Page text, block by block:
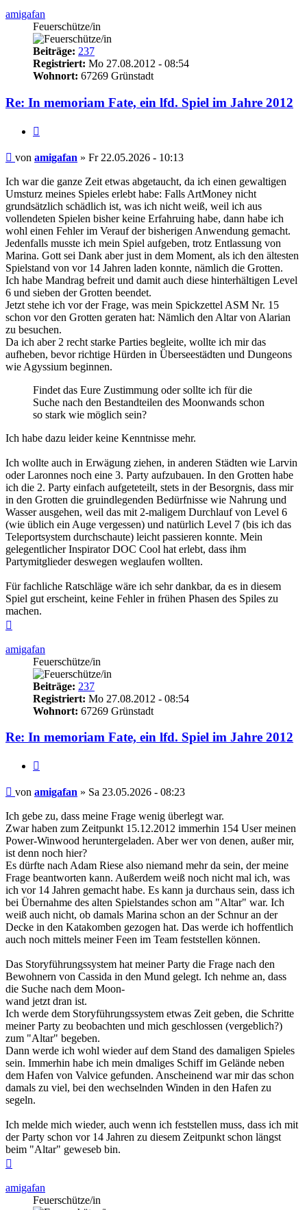
amigafan
Feuerschütze/in
Beiträge: 237
Registriert: Mo 27.08.2012 - 08:54
Wohnort: 67269 Grünstadt
Re: In memoriam Fate, ein lfd. Spiel im Jahre 2012
Beitrag
von amigafan » Fr 22.05.2026 - 10:13
Ich war die ganze Zeit etwas abgetaucht, da ich einen gewaltigen
Umsturz meines Spieles erlebt habe: Falls ArtMoney nicht
grundsätzlich schädlich ist, was ich nicht weiß, weil ich aus
vollendeten Spielen bisher keine Erfahruing habe, dann habe ich
wohl einen Fehler im Verauf der bisherigen Anwendung gemacht.
Jedenfalls musste ich mein Spiel aufgeben, trotz Entlassung von
Marina. Gott sei Dank aber just in dem Moment, als ich den ältesten
Spielstand von vor 14 Jahren laden konnte, nämlich die Grotten.
Ich habe Mandrag befreit und damit auch diese hinterhältigen Level
6 und sieben der Grotten beendet.
Jetzt stehe ich vor der Frage, was mein Spickzettel ASM Nr. 15
schon vor den Grotten geraten hat: Nämlich den Altar von Alarian
zu besuchen.
Da ich aber 2 recht starke Parties begleite, wollte ich mir das
aufheben, bevor richtige Hürden in Überseestädten und Dungeons
wie Agyssium beginnen.
Findet das Eure Zustimmung oder sollte ich für die
Suche nach den Bestandteilen des Moonwands schon
so stark wie möglich sein?
Ich habe dazu leider keine Kenntnisse mehr.
Ich wollte auch in Erwägung ziehen, in anderen Städten wie Larvin
oder Laronnes noch eine 3. Party aufzubauen. In den Grotten habe
ich die 2. Party einfach aufgeteteilt, stets in der Besorgnis, dass mir
in den Grotten die gruindlegenden Bedürfnisse wie Nahrung und
Wasser ausgehen, weil das mit 2-maligem Durchlauf von Level 6
(wie üblich ein Auge vergessen) und natürlich Level 7 (bis ich das
Teleportsystem durchschaute) leicht passieren konnte. Mein
gelegentlicher Inspirator DOC Cool hat erlebt, dass ihm
Partymitglieder deswegen weglaufen wollten.
Für fachliche Ratschläge wäre ich sehr dankbar, da es in diesem
Spiel gut erscheint, keine Fehler in frühen Phasen des Spiles zu
machen.
amigafan
Feuerschütze/in
Beiträge: 237
Registriert: Mo 27.08.2012 - 08:54
Wohnort: 67269 Grünstadt
Re: In memoriam Fate, ein lfd. Spiel im Jahre 2012
Beitrag
von amigafan » Sa 23.05.2026 - 08:23
Ich gebe zu, dass meine Frage wenig überlegt war.
Zwar haben zum Zeitpunkt 15.12.2012 immerhin 154 User meinen
Power-Winwood heruntergeladen. Aber wer von denen, außer mir,
ist denn noch hier?
Es dürfte nach Adam Riese also niemand mehr da sein, der meine
Frage beantworten kann. Außerdem weiß noch nicht mal ich, was
ich vor 14 Jahren gemacht habe. Es kann ja durchaus sein, dass ich
bei Übernahme des alten Spielstandes schon am "Altar" war. Ich
weiß auch nicht, ob damals Marina schon an der Schnur an der
Decke in den Katakomben gezogen hat. Das werde ich hoffentlich
auch noch mittels meiner Feen im Team feststellen können.
Das Storyführungssystem hat meiner Party die Frage nach den
Bewohnern von Cassida in den Mund gelegt. Ich nehme an, dass
die Suche nach dem Moon-
wand jetzt dran ist.
Ich werde dem Storyführungssystem etwas Zeit geben, die Schritte
meiner Party zu beobachten und mich geschlossen (vergeblich?)
zum "Altar" begeben.
Dann werde ich wohl wieder auf dem Stand des damaligen Spieles
sein. Immerhin habe ich mein dmaliges Schiff im Gelände neben
dem Hafen von Valvice gefunden. Anscheinend war mir das schon
damals zu viel, bei den wechselnden Winden in den Hafen zu
segeln.
Ich melde mich wieder, auch wenn ich feststellen muss, dass ich mit
der Party schon vor 14 Jahren zu diesem Zeitpunkt schon längst
beim "Altar" geweseb bin.
amigafan
Feuerschütze/in